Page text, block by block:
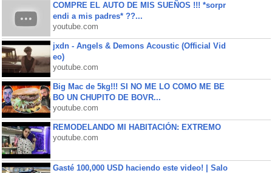
COMPRE EL AUTO DE MIS SUEÑOS !!! *sorpr
endi a mis padres* ??...
youtube.com
jxdn - Angels & Demons Acoustic (Official Vid
eo)
youtube.com
Big Mac de 5kg!!! SI NO ME LO COMO ME BE
BO UN CHUPITO DE BOVR...
youtube.com
REMODELANDO MI HABITACIÓN: EXTREMO
youtube.com
Gasté 100,000 USD haciendo este video! | Salo